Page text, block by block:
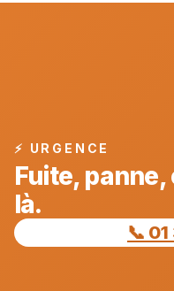
⚡ URGENCE
Fuite,
là.
📞